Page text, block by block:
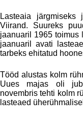
Lasteaia
Viirand. Suureks
jaanuaril 1965 toimus
jaanuaril avati
tarbeks ehitatud
Tööd alustas kolm
Uues majas oli
novembris tehti kolm
lasteaed